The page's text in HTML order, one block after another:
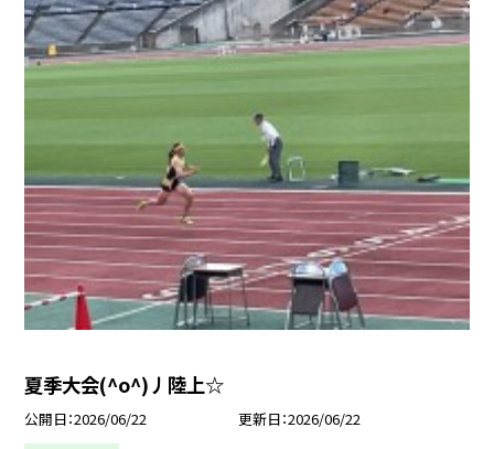
夏季大会(^o^)丿陸上☆
公開日 2026/06/22 更新日 2026/06/22